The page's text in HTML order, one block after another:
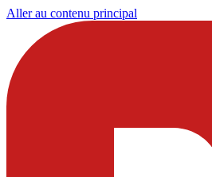
Aller au contenu principal